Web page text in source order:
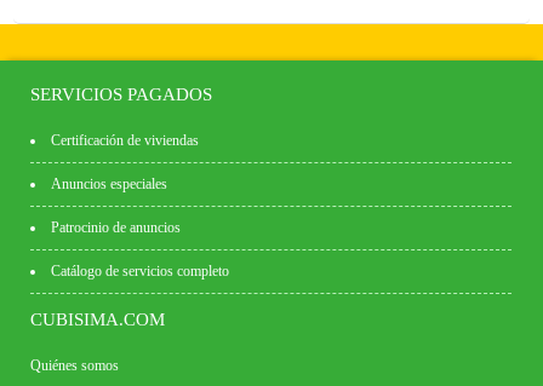
SERVICIOS PAGADOS
Certificación de viviendas
Anuncios especiales
Patrocinio de anuncios
Catálogo de servicios completo
CUBISIMA.COM
Quiénes somos